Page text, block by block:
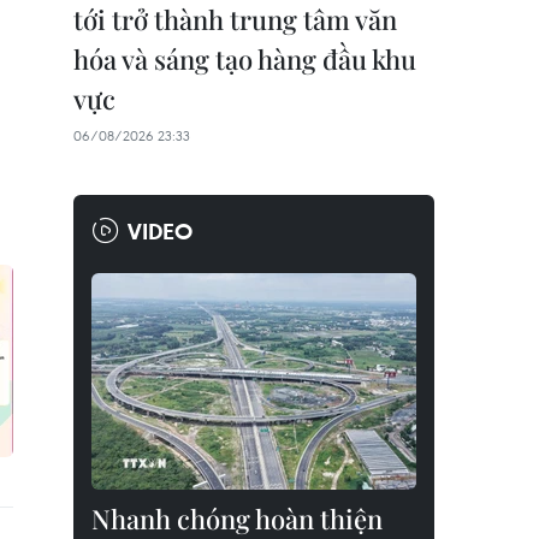
tới trở thành trung tâm văn
hóa và sáng tạo hàng đầu khu
vực
06/08/2026 23:33
VIDEO
Nhanh chóng hoàn thiện